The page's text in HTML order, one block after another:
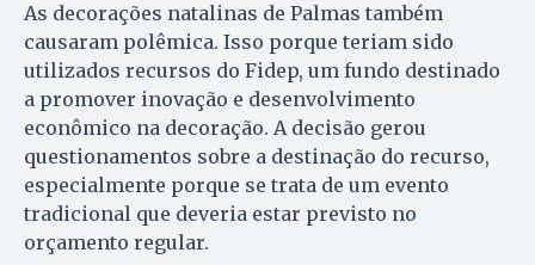
As decorações natalinas de Palmas também
causaram polêmica. Isso porque teriam sido
utilizados recursos do Fidep, um fundo destinado
a promover inovação e desenvolvimento
econômico na decoração. A decisão gerou
questionamentos sobre a destinação do recurso,
especialmente porque se trata de um evento
tradicional que deveria estar previsto no
orçamento regular.